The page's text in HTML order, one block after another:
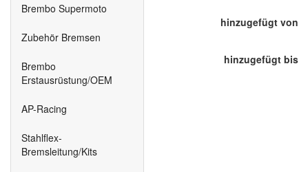
hinzugefügt von
hinzugefügt bis
Brembo Supermoto
Zubehör Bremsen
Brembo
Erstausrüstung/OEM
AP-Racing
Stahlflex-
Bremsleitung/Kits